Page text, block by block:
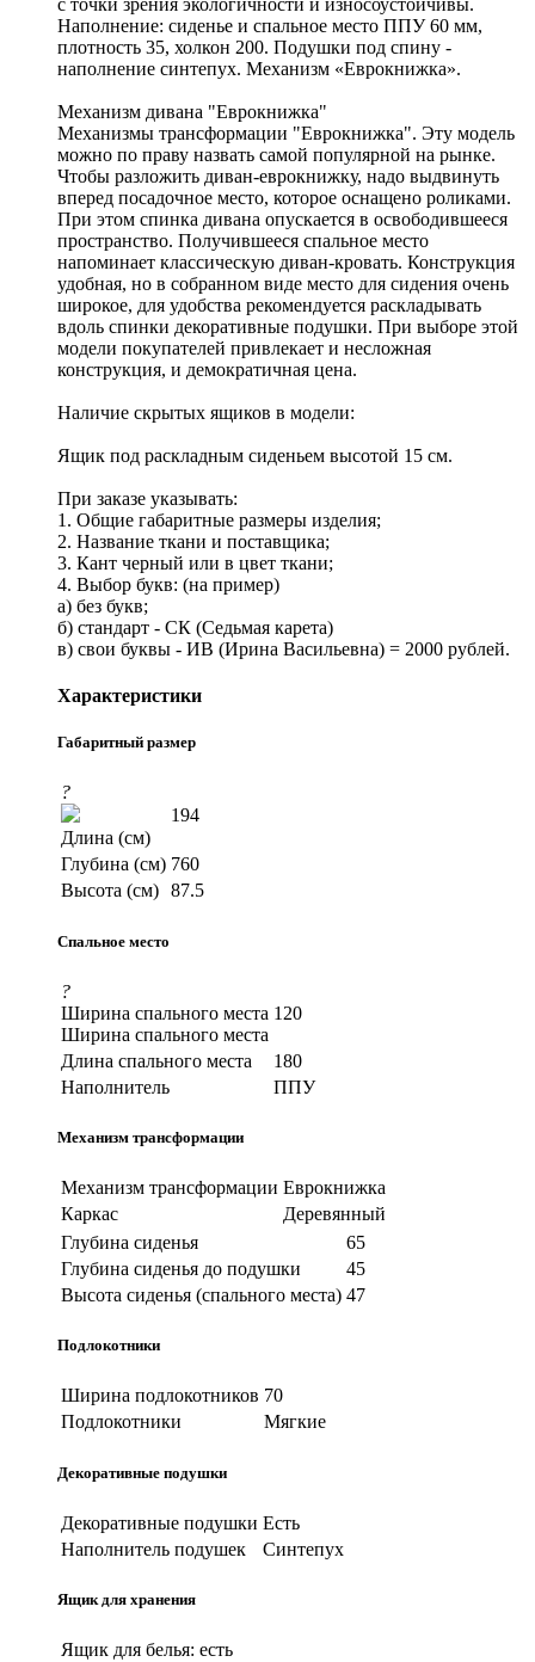
Наполнение: сиденье и спальное место ППУ 60 мм,
плотность 35, холкон 200. Подушки под спину -
наполнение синтепух. Механизм «Еврокнижка».
Механизм дивана "Еврокнижка"
Механизмы трансформации "Еврокнижка". Эту модель
можно по праву назвать самой популярной на рынке.
Чтобы разложить диван-еврокнижку, надо выдвинуть
вперед посадочное место, которое оснащено роликами.
При этом спинка дивана опускается в освободившееся
пространство. Получившееся спальное место
напоминает классическую диван-кровать. Конструкция
удобная, но в собранном виде место для сидения очень
широкое, для удобства рекомендуется раскладывать
вдоль спинки декоративные подушки. При выборе этой
модели покупателей привлекает и несложная
конструкция, и демократичная цена.
Наличие скрытых ящиков в модели:
Ящик под раскладным сиденьем высотой 15 см.
При заказе указывать:
1. Общие габаритные размеры изделия;
2. Название ткани и поставщика;
3. Кант черный или в цвет ткани;
4. Выбор букв: (на пример)
а) без букв;
б) стандарт - СК (Седьмая карета)
в) свои буквы - ИВ (Ирина Васильевна) = 2000 рублей.
Характеристики
Габаритный размер
?
Длина (см)
194
Глубина (см) 760
Высота (см) 87.5
Спальное место
?
Ширина спального места
Ширина спального места
120
Длина спального места
180
Наполнитель
ППУ
Механизм трансформации
Механизм трансформации Еврокнижка
Каркас
Деревянный
Глубина сиденья
65
Глубина сиденья до подушки
45
Высота сиденья (спального места) 47
Подлокотники
Ширина подлокотников 70
Подлокотники
Мягкие
Декоративные подушки
Декоративные подушки Есть
Наполнитель подушек
Синтепух
Ящик для хранения
Ящик для белья: есть